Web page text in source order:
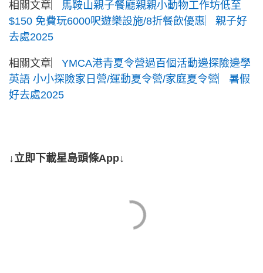
相關文章︳ 馬鞍山親子餐廳親親小動物工作坊低至
$150 免費玩6000呎遊樂設施/8折餐飲優惠︳親子好
去處2025
相關文章︳ YMCA港青夏令營過百個活動邊探險邊學
英語 小小探險家日營/運動夏令營/家庭夏令營︳暑假
好去處2025
↓立即下載星島頭條App↓